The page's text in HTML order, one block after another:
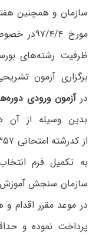
سازمان و همچنین
مورخ ۹۷/
ظرفیت رشته‌های
برگزاری آزمون
درآزمون ورودی
بدین وسیله از آن
به تکمیل فرم
سازمان سنجش آموزش
در موعد مقرر اقدام و
پرداخت نموده و